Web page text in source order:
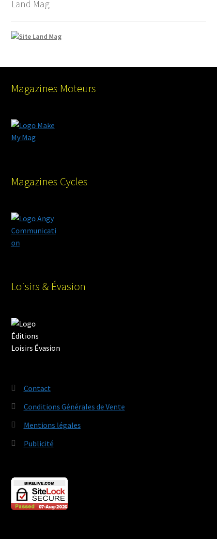
Land Mag
Magazines Moteurs
Magazines Cycles
Loisirs & Évasion
Contact
Conditions Générales de Vente
Mentions légales
Publicité